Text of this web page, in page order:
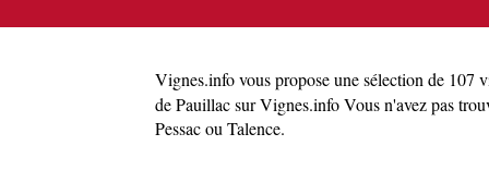
Vignes.infovous propose une sélection de 107
de Pauillac sur Vignes.info Vous n'avez pas
Pessacou Talence.